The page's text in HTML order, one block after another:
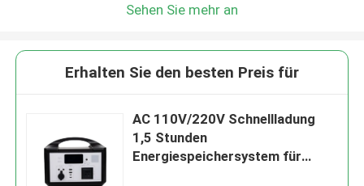
Sehen Sie mehr an
Erhalten Sie den besten Preis für
AC 110V/220V Schnellladung
1,5 Stunden
Energiespeichersystem für